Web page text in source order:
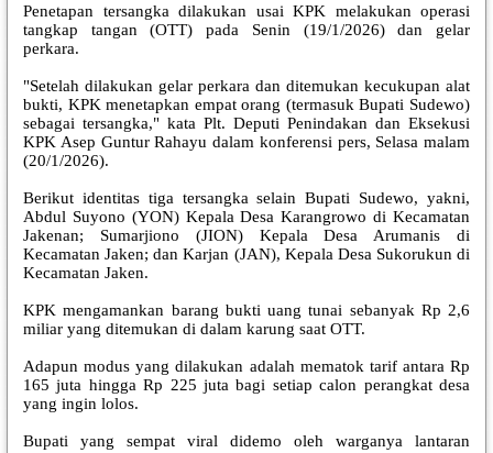
Penetapan tersangka dilakukan usai KPK melakukan operasi
tangkap tangan (OTT) pada Senin (19/1/2026) dan gelar
perkara.
"Setelah dilakukan gelar perkara dan ditemukan kecukupan alat
bukti, KPK menetapkan empat orang (termasuk Bupati Sudewo)
sebagai tersangka," kata Plt. Deputi Penindakan dan Eksekusi
KPK Asep Guntur Rahayu dalam konferensi pers, Selasa malam
(20/1/2026).
Berikut identitas tiga tersangka selain Bupati Sudewo, yakni,
Abdul Suyono (YON) Kepala Desa Karangrowo di Kecamatan
Jakenan; Sumarjiono (JION) Kepala Desa Arumanis di
Kecamatan Jaken; dan Karjan (JAN), Kepala Desa Sukorukun di
Kecamatan Jaken.
KPK mengamankan barang bukti uang tunai sebanyak Rp 2,6
miliar yang ditemukan di dalam karung saat OTT.
Adapun modus yang dilakukan adalah mematok tarif antara Rp
165 juta hingga Rp 225 juta bagi setiap calon perangkat desa
yang ingin lolos.
Bupati yang sempat viral didemo oleh warganya lantaran